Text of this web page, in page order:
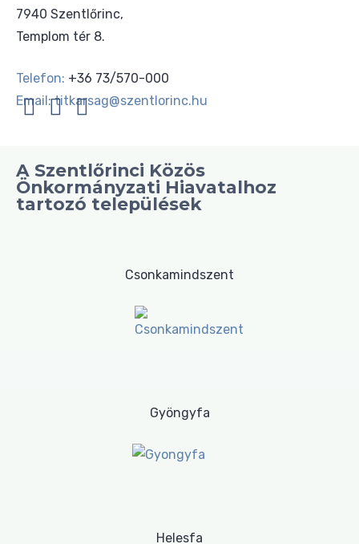
7940 Szentlőrinc,
Templom tér 8.
Telefon: +36 73/570-000
Email: titkarsag@szentlorinc.hu
A Szentlőrinci Közös
Önkormányzati Hiavatalhoz
tartozó települések
Csonkamindszent
Gyöngyfa
Helesfa